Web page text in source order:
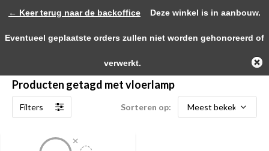
winkelwagen
0
Producten getagd met vloerlamp
Filters Sorteren op:
← Keer terug naar de backoffice Deze winkel is in aanbouw.
Eventueel geplaatste orders zullen niet worden gehonoreerd of
verwerkt.